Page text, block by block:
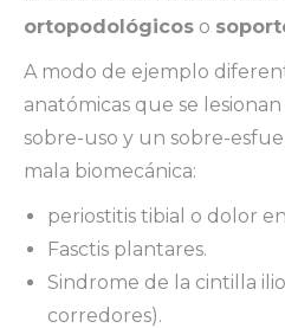
ortopodológicos o
A modo de ejemplo
anatómicas que se
sobre-uso y un sobre-
mala biomecánica:
periostitis tibial o dolor
Fasctis plantares.
Sindrome de la cintilla
corredores).